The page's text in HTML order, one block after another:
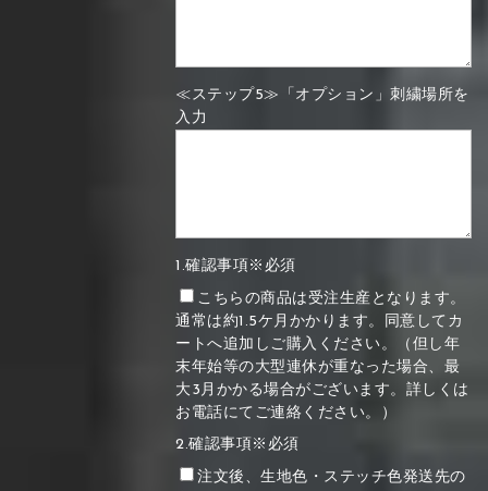
≪ステップ5≫「オプション」刺繍場所を
入力
1.確認事項※必須
こちらの商品は受注生産となります。
通常は約1.5ケ月かかります。同意してカ
ートへ追加しご購入ください。（但し年
末年始等の大型連休が重なった場合、最
大3月かかる場合がございます。詳しくは
お電話にてご連絡ください。）
2.確認事項※必須
注文後、生地色・ステッチ色発送先の